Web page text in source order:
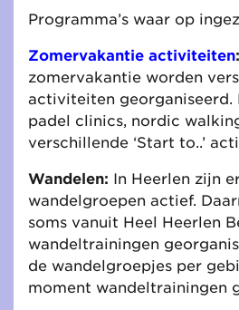
Programma’s waar op
Zomervakantie activiteiten:
zomervakantie worden
activiteiten georganiseerd.
padel clinics, nordic
verschillende ‘Start to..’
Wandelen: In Heerlen zijn
wandelgroepen actief.
soms vanuit Heel Heerlen
wandeltrainingen
de wandelgroepjes per
moment wandeltrainingen